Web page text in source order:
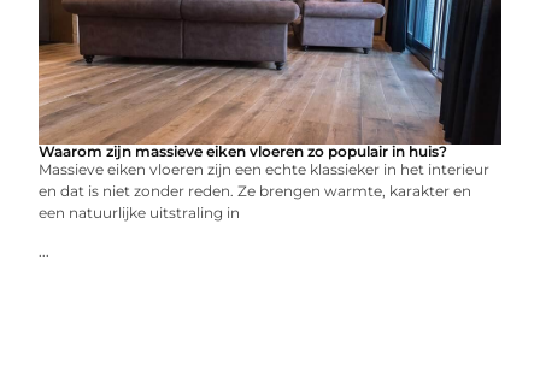
Waarom zijn massieve eiken vloeren zo populair in huis?
Massieve eiken vloeren zijn een echte klassieker in het interieur
en dat is niet zonder reden. Ze brengen warmte, karakter en
een natuurlijke uitstraling in
...